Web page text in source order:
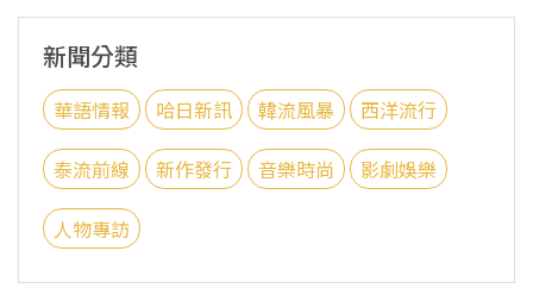
新聞分類
華語情報 哈日新訊 韓流風暴 西洋流行
泰流前線 新作發行 音樂時尚 影劇娛樂
人物專訪